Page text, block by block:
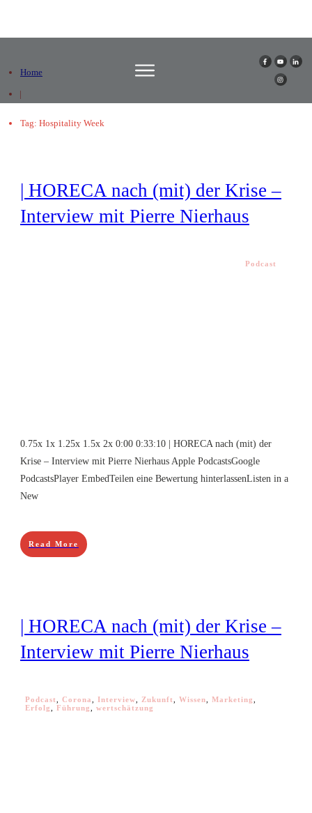
Home
|
Tag: Hospitality Week
| HORECA nach (mit) der Krise –
Interview mit Pierre Nierhaus
Podcast
0.75x 1x 1.25x 1.5x 2x 0:00 0:33:10 | HORECA nach (mit) der
Krise – Interview mit Pierre Nierhaus Apple PodcastsGoogle
PodcastsPlayer EmbedTeilen eine Bewertung hinterlassenListen in a
New
Read More
| HORECA nach (mit) der Krise –
Interview mit Pierre Nierhaus
Podcast Corona Interview Zukunft Wissen Marketing
Erfolg
Führung wertschätzung